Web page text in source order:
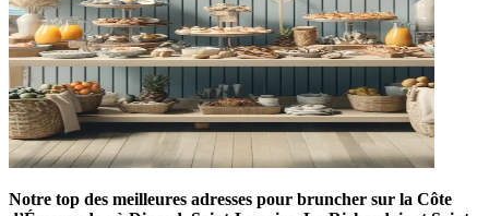
Notre top des meilleures adresses pour bruncher sur la Côte